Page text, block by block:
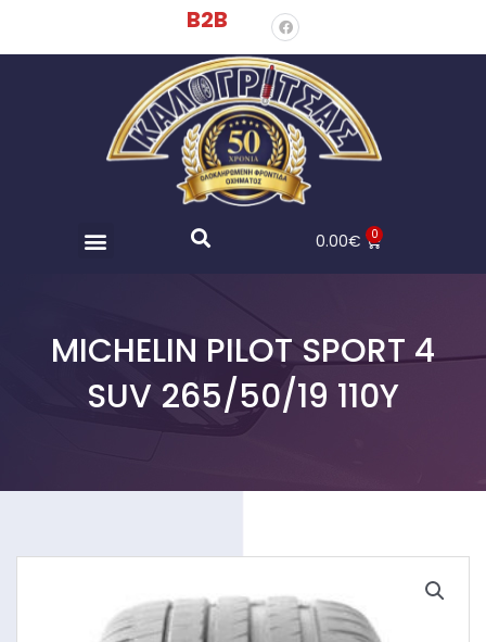
B2B
0.00€ 0
MICHELIN PILOT SPORT 4
SUV 265/50/19 110Y